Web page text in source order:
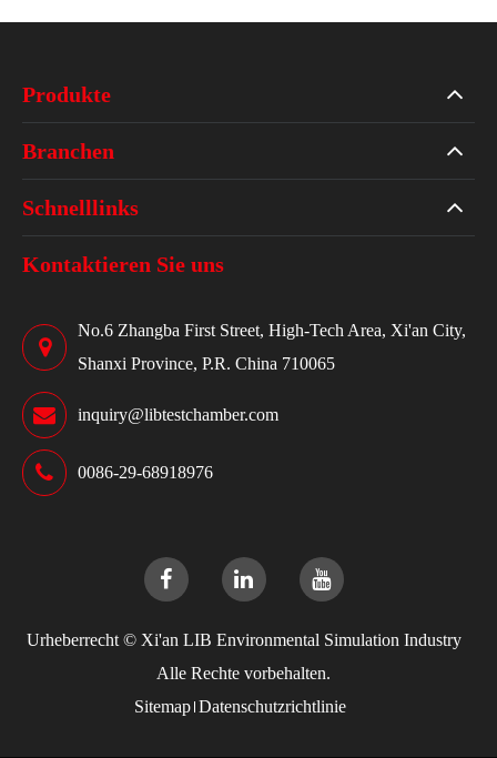
Produkte
Branchen
Schnelllinks
Kontaktieren Sie uns
No.6 Zhangba First Street, High-Tech Area, Xi'an City,
Shanxi Province, P.R. China 710065
inquiry@libtestchamber.com
0086-29-68918976
Urheberrecht © Xi'an LIB Environmental Simulation Industry
Alle Rechte vorbehalten.
Sitemap Datenschutzrichtlinie